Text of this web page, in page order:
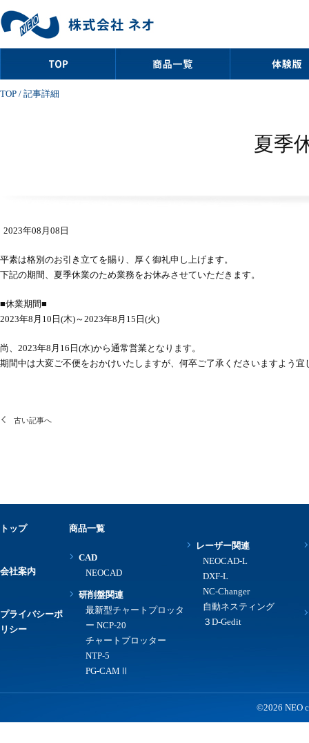
TOP / 記事詳細
夏季
2023年08月08日
平素は格別のお引き立てを賜り、厚く御礼申し上げます。
下記の期間、夏季休業のため業務をお休みさせていただきます。
■休業期間■
2023年8月10日(木)～2023年8月15日(火)
尚、2023年8月16日(水)から通常営業となります。
期間中は大変ご不便をおかけいたしますが、何卒ご了承くださいますよう宜
古い記事へ
トップ
会社案内
プライバシーポ
リシー
商品一覧
CAD
NEOCAD
研削盤関連
最新型チャートプロッタ
ー NCP-20
チャートプロッター
NTP-5
PG-CAMⅡ
レーザー関連
NEOCAD-L
DXF-L
NC-Changer
自動ネスティング
３D-Gedit
©2026 NEO